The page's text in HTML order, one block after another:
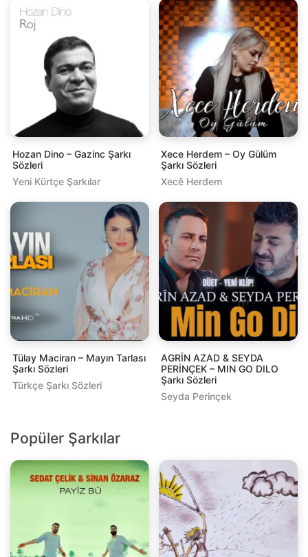
Hozan Dino – Gazinc Şarkı
Sözleri
Yeni Kürtçe Şarkılar
Xece Herdem – Oy Gülüm
Şarkı Sözleri
Xecê Herdem
Tülay Maciran – Mayın Tarlası
Şarkı Sözleri
Türkçe Şarkı Sözleri
AGRİN AZAD & SEYDA
PERİNÇEK – MIN GO DILO
Şarkı Sözleri
Seyda Perinçek
Popüler Şarkılar